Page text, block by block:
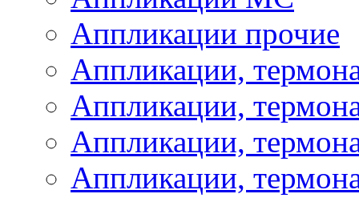
Аппликации прочие
Аппликации,
Аппликации,
Аппликации,
Аппликации,